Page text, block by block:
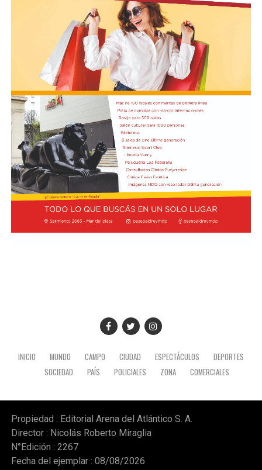
INICIO MUNDO CAMPO CIUDAD ESPECTÁCULOS
DEPORTES
SOCIEDAD
PAÍS POLICIALES ZONA COMERCIALES
Propiedad : Editorial Arena del Atlántico S. A.
Director : Nicolás Roberto Miraglia
N°Edición : 2267
Fecha del ejemplar : 08/08/2026